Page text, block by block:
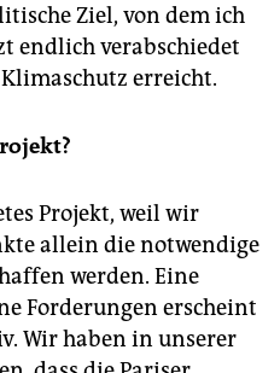
Ziel, von dem ich
endlich verabschiedet
erreicht.
Projekt, weil wir
allein die notwendige
werden. Eine
Forderungen erscheint
Wir haben in unserer